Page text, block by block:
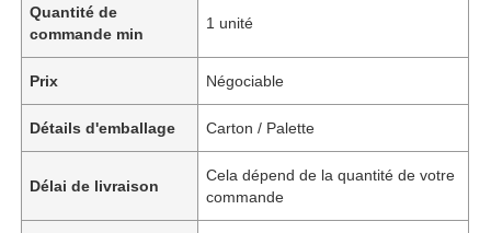
Quantité de
commande min
1 unité
Prix Négociable
Détails d'emballage Carton / Palette
Délai de livraison
Cela dépend de la quantité de votre
commande